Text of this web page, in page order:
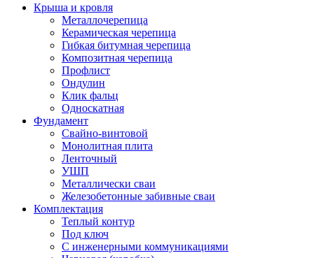
Крыша и кровля
Металлочерепица
Керамическая черепица
Гибкая битумная черепица
Композитная черепица
Профлист
Ондулин
Клик фальц
Односкатная
Фундамент
Свайно-винтовой
Монолитная плита
Ленточный
УШП
Металлически сваи
Железобетонные забивные сваи
Комплектация
Теплый контур
Под ключ
С инженерными коммуникациями